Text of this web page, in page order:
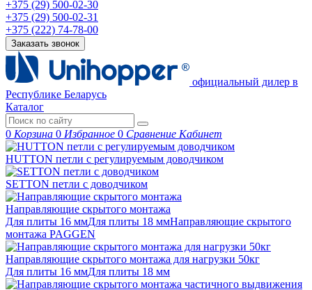
+375 (29) 500-02-30
+375 (29) 500-02-31
+375 (222) 74-78-00
Заказать звонок
официальный дилер в
Республике Беларусь
Каталог
0 Корзина 0 Избранное 0 Сравнение Кабинет
HUTTON петли с регулируемым доводчиком
SETTON петли с доводчиком
Направляющие скрытого монтажа
Для плиты 16 ммДля плиты 18 ммНаправляющие скрытого
монтажа PAGGEN
Направляющие скрытого монтажа для нагрузки 50кг
Для плиты 16 ммДля плиты 18 мм